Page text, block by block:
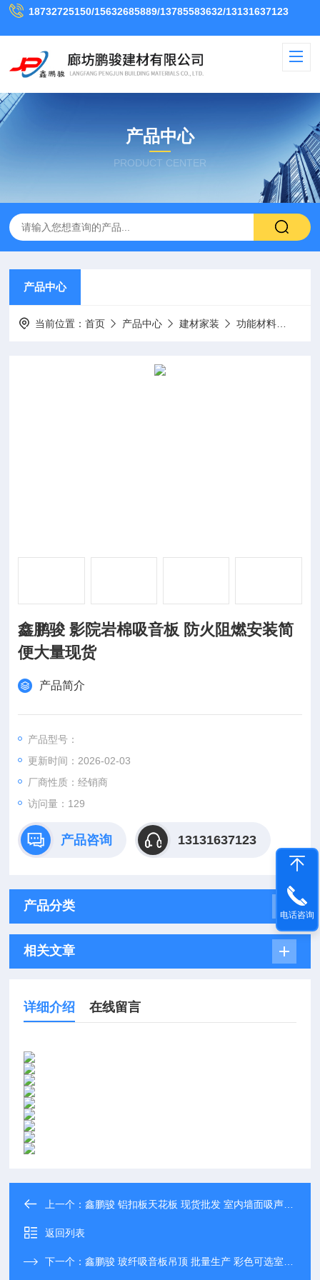
18732725150/15632685889/13785583632/13131637123
产品中心
PRODUCT CENTER
产品中心
当前位置：首页 产品中心 建材家装 功能材料
鑫鹏骏 影院岩棉吸音板 防火阻燃安装简
便大量现货
产品简介
产品型号：
更新时间：2026-02-03
厂商性质：经销商
访问量：129
产品咨询 13131637123
产品分类
相关文章
详细介绍 在线留言
上一个：鑫鹏骏 铝扣板天花板 现货批发 室内墙面吸声降噪材料 大型厂家
返回列表
下一个：鑫鹏骏 玻纤吸音板吊顶 批量生产 彩色可选室内吊顶材料 一站式服务
电话咨询